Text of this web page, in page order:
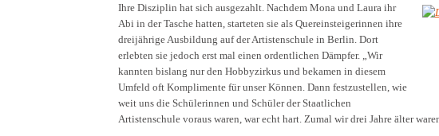
Ihre Disziplin hat sich ausgezahlt. Nachdem Mona und Laura ihr
Abi in der Tasche hatten, starteten sie als Quereinsteigerinnen ihre
dreijährige Ausbildung auf der Artistenschule in Berlin. Dort
erlebten sie jedoch erst mal einen ordentlichen Dämpfer. „Wir
kannten bislang nur den Hobbyzirkus und bekamen in diesem
Umfeld oft Komplimente für unser Können. Dann festzustellen, wie
weit uns die Schülerinnen und Schüler der Staatlichen
Artistenschule voraus waren, war echt hart. Zumal wir drei Jahre älter